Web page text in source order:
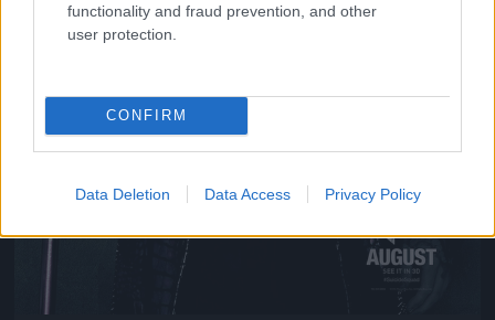
functionality and fraud prevention, and other
user protection.
CONFIRM
Data Deletion Data Access Privacy Policy